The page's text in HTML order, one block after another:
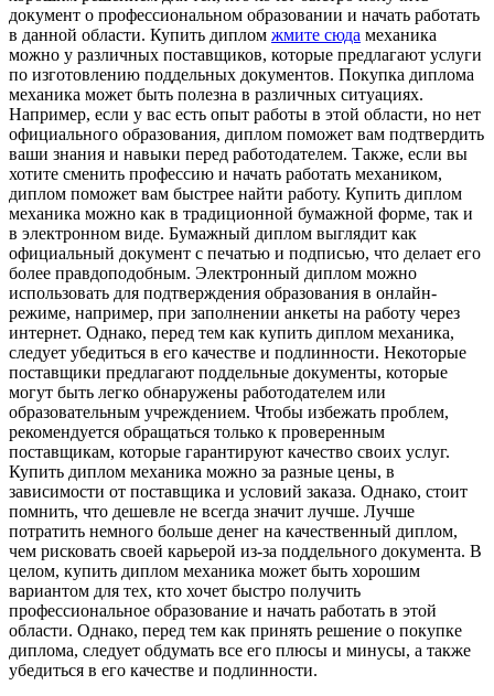
документ о профессиональном образовании и начать работать
в данной области. Купить диплом жмите сюда механика
можно у различных поставщиков, которые предлагают услуги
по изготовлению поддельных документов. Покупка диплома
механика может быть полезна в различных ситуациях.
Например, если у вас есть опыт работы в этой области, но нет
официального образования, диплом поможет вам подтвердить
ваши знания и навыки перед работодателем. Также, если вы
хотите сменить профессию и начать работать механиком,
диплом поможет вам быстрее найти работу. Купить диплом
механика можно как в традиционной бумажной форме, так и
в электронном виде. Бумажный диплом выглядит как
официальный документ с печатью и подписью, что делает его
более правдоподобным. Электронный диплом можно
использовать для подтверждения образования в онлайн-
режиме, например, при заполнении анкеты на работу через
интернет. Однако, перед тем как купить диплом механика,
следует убедиться в его качестве и подлинности. Некоторые
поставщики предлагают поддельные документы, которые
могут быть легко обнаружены работодателем или
образовательным учреждением. Чтобы избежать проблем,
рекомендуется обращаться только к проверенным
поставщикам, которые гарантируют качество своих услуг.
Купить диплом механика можно за разные цены, в
зависимости от поставщика и условий заказа. Однако, стоит
помнить, что дешевле не всегда значит лучше. Лучше
потратить немного больше денег на качественный диплом,
чем рисковать своей карьерой из-за поддельного документа. В
целом, купить диплом механика может быть хорошим
вариантом для тех, кто хочет быстро получить
профессиональное образование и начать работать в этой
области. Однако, перед тем как принять решение о покупке
диплома, следует обдумать все его плюсы и минусы, а также
убедиться в его качестве и подлинности.